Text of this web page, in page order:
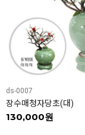
ds-0007
장수매청자당초(대)
130,000원